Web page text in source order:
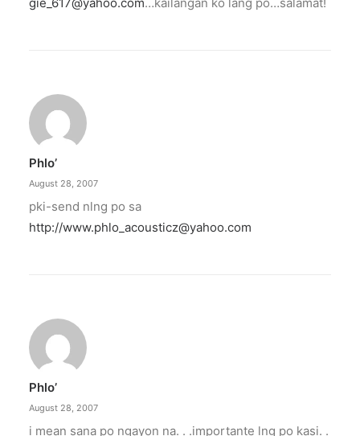
Phlo’
August 28, 2007
pki-send nlng po sa
http://www.phlo_acousticz@yahoo.com
Phlo’
August 28, 2007
i mean sana po ngayon na. . .importante lng po kasi. .